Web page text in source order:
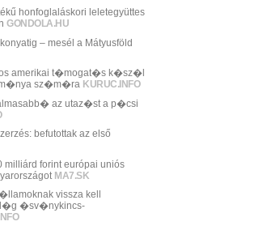
honfoglaláskori leletegyüttes
GONDOLA.HU
– mesél a Mátyusföld
amerikai t�mogat�s k�sz�l
sz�m�ra KURUC.INFO
az utaz�st a p�csi
befutottak az első
milliárd forint európai uniós
MA7.SK
vissza kell
�sv�nykincs-